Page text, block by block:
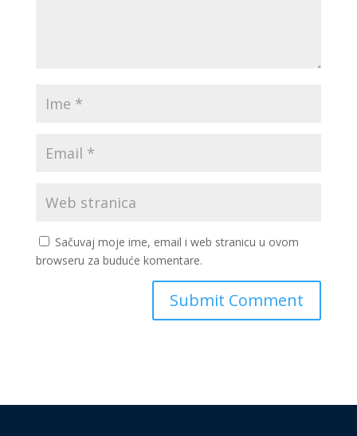
Sačuvaj moje ime, email i web stranicu u ovom
browseru za buduće komentare.